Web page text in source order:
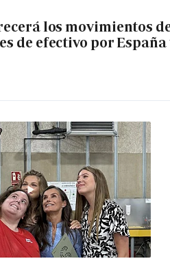
los movimientos
de efectivo por España